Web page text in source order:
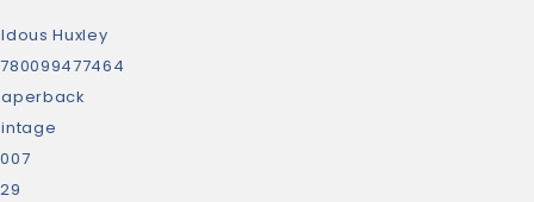
Huxley